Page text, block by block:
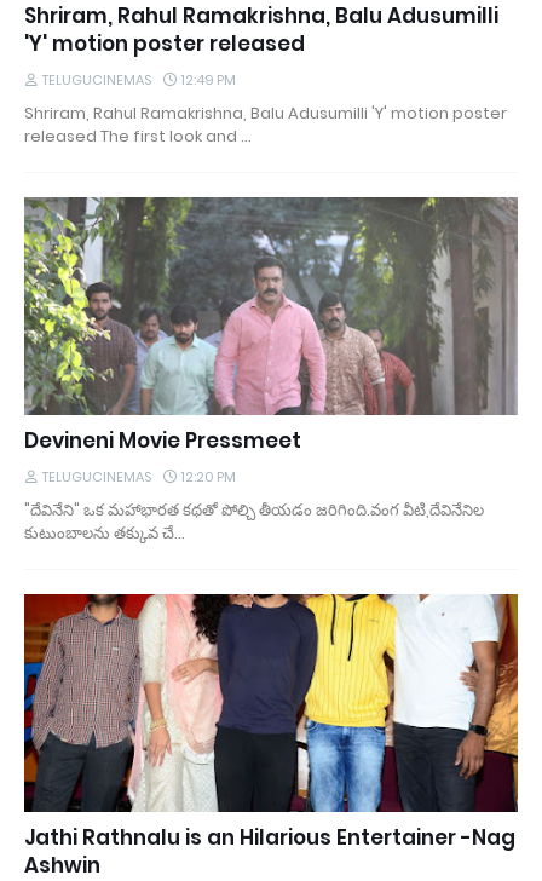
Shriram, Rahul Ramakrishna, Balu Adusumilli
'Y' motion poster released
TELUGUCINEMAS 12:49 PM
Shriram, Rahul Ramakrishna, Balu Adusumilli 'Y' motion poster
released The first look and …
Devineni Movie Pressmeet
TELUGUCINEMAS 12:20 PM
"దేవినేని" ఒక మహాభారత కథతో పోల్చి తీయడం జరిగింది.వంగ వీటి,దేవినేనిల
కుటుంబాలను తక్కువ చే…
Jathi Rathnalu is an Hilarious Entertainer -Nag
Ashwin